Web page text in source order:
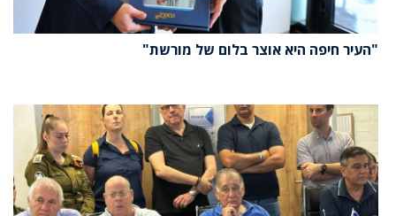
"העיר חיפה היא אוצר בלום של מורשת"